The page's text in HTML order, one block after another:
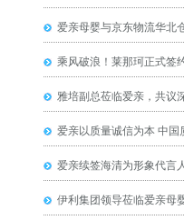
爱亲母婴与京东物流华北
乘风破浪！莱那珂正式签
雅培副总莅临爱亲，共议
爱亲以质量诚信为本 中国
爱亲续签海清为形象代言
伊利集团领导莅临爱亲母